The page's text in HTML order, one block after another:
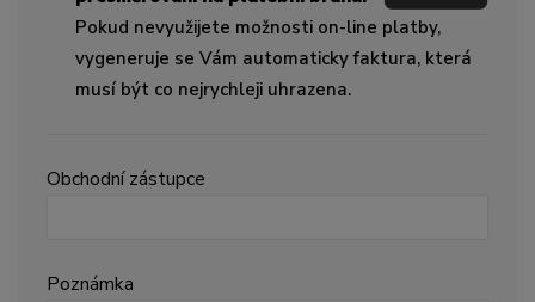
Pokud nevyužijete možnosti on-line platby,
vygeneruje se Vám automaticky faktura, která
musí být co nejrychleji uhrazena.
Obchodní zástupce
Poznámka